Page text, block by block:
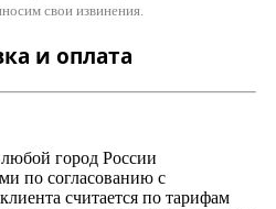
свои извинения.
и оплата
город России
по согласованию с
считается по тарифам